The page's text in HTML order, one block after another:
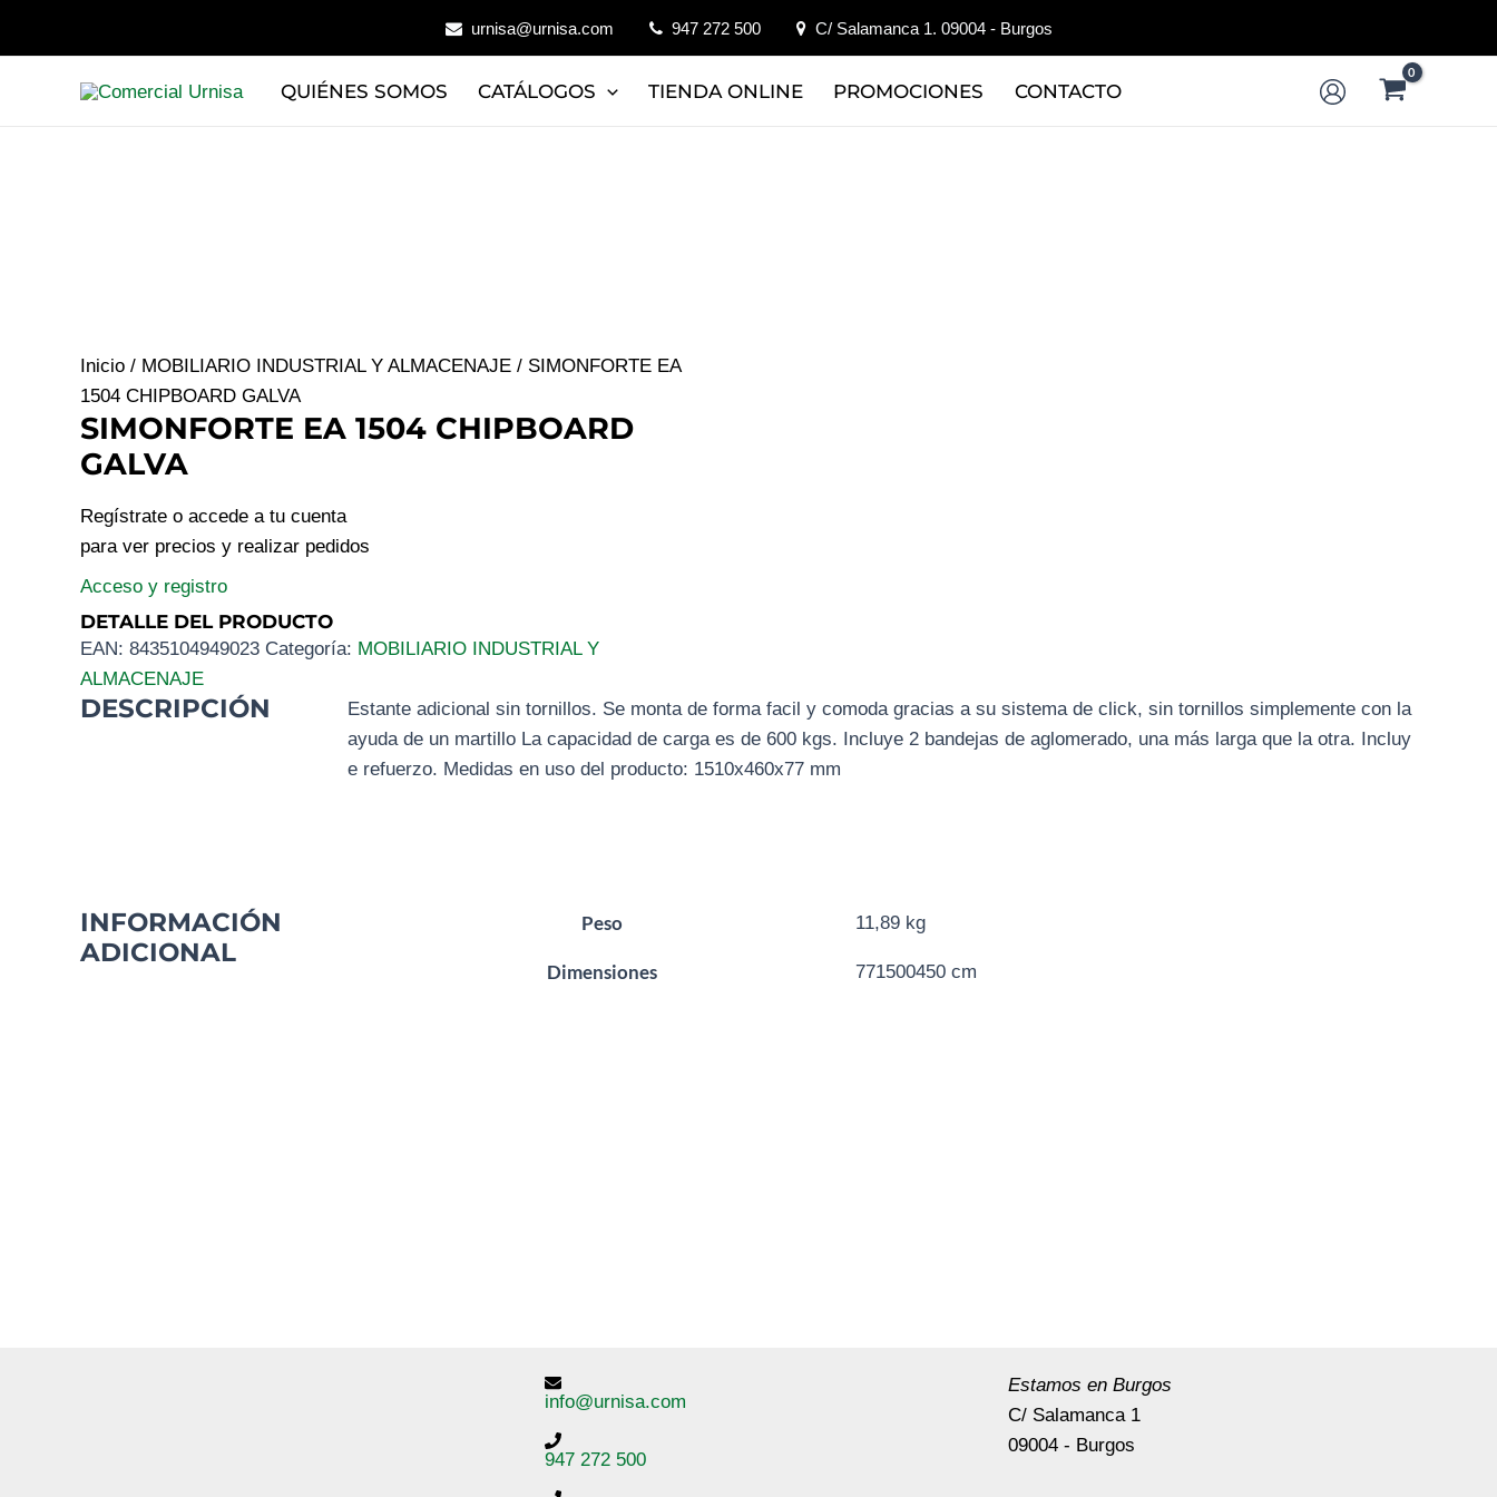
urnisa@urnisa.com 947 272 500 C/ Salamanca 1. 09004 - Burgos
QUIÉNES SOMOS CATÁLOGOS TIENDA ONLINE PROMOCIONES CONTACTO
Inicio / MOBILIARIO INDUSTRIAL Y ALMACENAJE / SIMONFORTE EA
1504 CHIPBOARD GALVA
SIMONFORTE EA 1504 CHIPBOARD
GALVA
Regístrate o accede a tu cuenta
para ver precios y realizar pedidos
Acceso y registro
DETALLE DEL PRODUCTO
EAN: 8435104949023 Categoría: MOBILIARIO INDUSTRIAL Y
ALMACENAJE
DESCRIPCIÓN
Estante adicional sin tornillos. Se monta de forma facil y comoda gracias a su sistema de click, sin tornillos simplemente con la
ayuda de un martillo La capacidad de carga es de 600 kgs. Incluye 2 bandejas de aglomerado, una más larga que la otra. Incluy
e refuerzo. Medidas en uso del producto: 1510x460x77 mm
INFORMACIÓN
ADICIONAL
Peso 11,89 kg
Dimensiones 771500450 cm
info@urnisa.com
947 272 500
Estamos en Burgos
C/ Salamanca 1
09004 - Burgos